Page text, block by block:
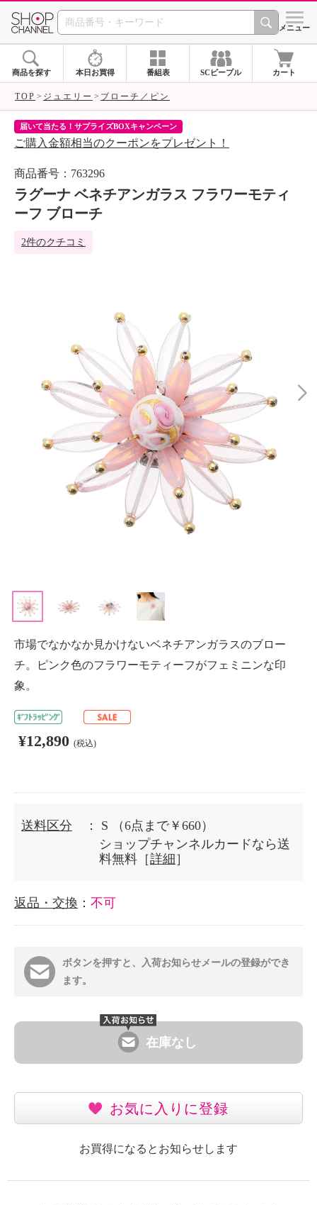
SHOP CHANNEL シメニュー
商品を探す 本日お買得 番組表 SCピープル カート
TOP ジュエリー ブローチ／ピン
届いて当たる！サプライズBOXキャンペーン
ご購入金額相当のクーポンをプレゼント！
商品番号：763296
ラグーナ ベネチアンガラス フラワーモティ
ーフ ブローチ
2件のクチコミ
市場でなかなか見かけないベネチアンガラスのブロー
チ。ピンク色のフラワーモティーフがフェミニンな印
象。
¥12,890 (税込)
送料区分 ： S
（6点まで￥660）
ショップチャンネルカードなら送
料無料［詳細 ］
返品・交換 ： 不可
ボタンを押すと、入荷お知らせメールの登録ができ
ます。
在庫なし
お気に入りに登録
お買得になるとお知らせします